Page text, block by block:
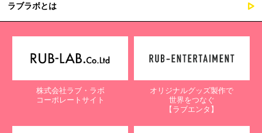
ラブラボとは
株式会社ラブ・ラボ
コーポレートサイト
オリジナルグッズ製作で
世界をつなぐ
【ラブエンタ】